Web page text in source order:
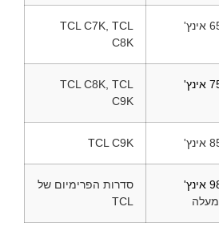
TCL C7K, TCL
C8K
TCL C8K, TCL
C9K
TCL C9K
סדרות הפרימיום של
TCL